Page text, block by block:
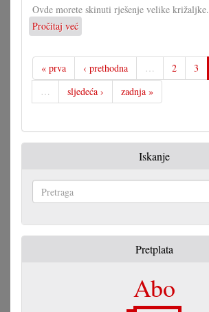
Ovde morete skinuti rješenje velike križaljke.
Pročitaj već
Rješenje
velike
križaljke
za
misec
« prva ‹ prethodna … 2 3
…
sljedeća › zadnja »
Iskanje
Pretplata
Abo